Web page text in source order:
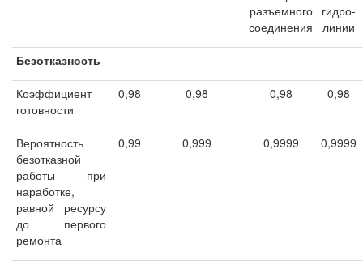
разъемного
соединения
гидро-
линии
Безотказность
Коэффициент
готовности
0,98 0,98 0,98 0,98
Вероятность
безотказной
работы при
наработке,
равной ресурсу
до первого
ремонта
0,99 0,999 0,9999 0,9999